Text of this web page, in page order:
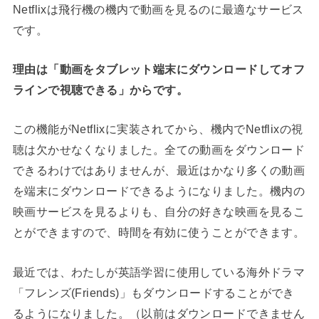
Netflixは飛行機の機内で動画を見るのに最適なサービス
です。
理由は「動画をタブレット端末にダウンロードしてオフ
ラインで視聴できる」からです。
この機能がNetflixに実装されてから、機内でNetflixの視
聴は欠かせなくなりました。全ての動画をダウンロード
できるわけではありませんが、最近はかなり多くの動画
を端末にダウンロードできるようになりました。機内の
映画サービスを見るよりも、自分の好きな映画を見るこ
とができますので、時間を有効に使うことができます。
最近では、わたしが英語学習に使用している海外ドラマ
「フレンズ(Friends)」もダウンロードすることができ
るようになりました。（以前はダウンロードできません